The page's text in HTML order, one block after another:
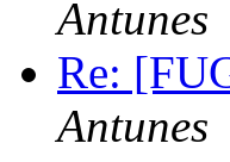
Antunes
Re:
Antunes